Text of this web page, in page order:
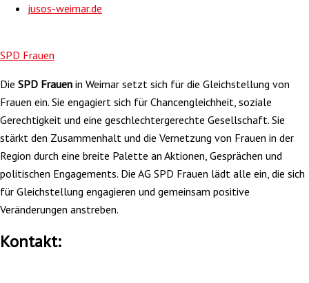
jusos-weimar.de
SPD Frauen
Die SPD Frauen in Weimar setzt sich für die Gleichstellung von
Frauen ein. Sie engagiert sich für Chancengleichheit, soziale
Gerechtigkeit und eine geschlechtergerechte Gesellschaft. Sie
stärkt den Zusammenhalt und die Vernetzung von Frauen in der
Region durch eine breite Palette an Aktionen, Gesprächen und
politischen Engagements. Die AG SPD Frauen lädt alle ein, die sich
für Gleichstellung engagieren und gemeinsam positive
Veränderungen anstreben.
Kontakt: